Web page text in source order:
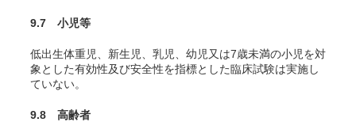
9.7 小児等
低出生体重児、新生児、乳児、幼児又は7歳未満の小児を対
象とした有効性及び安全性を指標とした臨床試験は実施し
ていない。
9.8 高齢者